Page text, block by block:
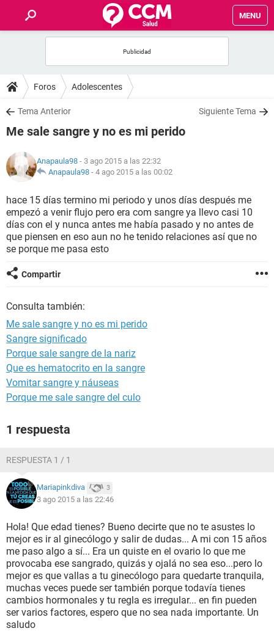
MENU
FOROS
SALUD
NUTRICIÓN
BIENESTAR
SEXUALIDAD
GLOSARIO
Foros Adolescentes
Tema Anterior Siguiente Tema
Me sale sangre y no es mi perido
Anapaula98 - 3 ago 2015 a las 22:32
Anapaula98 - 4 ago 2015 a las 00:02
hace 15 días termino mi periodo y unos días después me
empezó a venir flujo pero era com sangre ya llevo casi 10
días con el y nunca antes me había pasado y no antes de
que piensen en eso aun no he tenido relaciones así que no
se porque me pasa esto
Compartir
Consulta también:
Me sale sangre y no es mi perido
Sangre significado
Porque sale sangre de la nariz
Que es hematocrito en la sangre
Vomitar sangre y náuseas
Porque me sale sangre del culo
1 respuesta
RESPUESTA 1 / 1
Mariapinkdiva 3
3 ago 2015 a las 22:46
Hola! Que edad tienes? Bueno decirte que no te asustes lo
mejor es ir al ginecólogo y salir de dudas... A mi con 15 años
me paso algo a sí... Era un quiste en el ovario lo que me
provocaba ese sangrado, quizás y ojalá no sea eso...pero lo
mejor es que vallas a tu ginecólogo para quedarte tranquila,
muchas veces puede ser también porque todavía tienes
cambios hormonales y tu regla es irregular... en fin pueden
ser varios factores, espero que no sea nada importante. Un
saludo